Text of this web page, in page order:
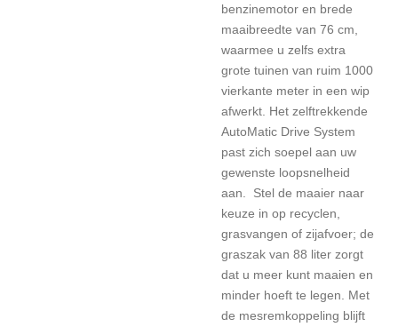
benzinemotor en brede
maaibreedte van 76 cm,
waarmee u zelfs extra
grote tuinen van ruim 1000
vierkante meter in een wip
afwerkt. Het zelftrekkende
AutoMatic Drive System
past zich soepel aan uw
gewenste loopsnelheid
aan. Stel de maaier naar
keuze in op recyclen,
grasvangen of zijafvoer; de
graszak van 88 liter zorgt
dat u meer kunt maaien en
minder hoeft te legen. Met
de mesremkoppeling blijft